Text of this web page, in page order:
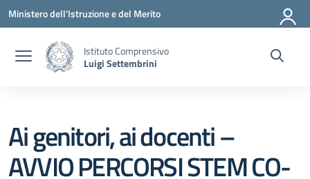
Vai ai contenuti
Vai al menu di navigazione
Vai al footer
Ministero dell'Istruzione e del Merito
Istituto Comprensivo
Luigi Settembrini
Ai genitori, ai docenti –
AVVIO PERCORSI STEM CO-